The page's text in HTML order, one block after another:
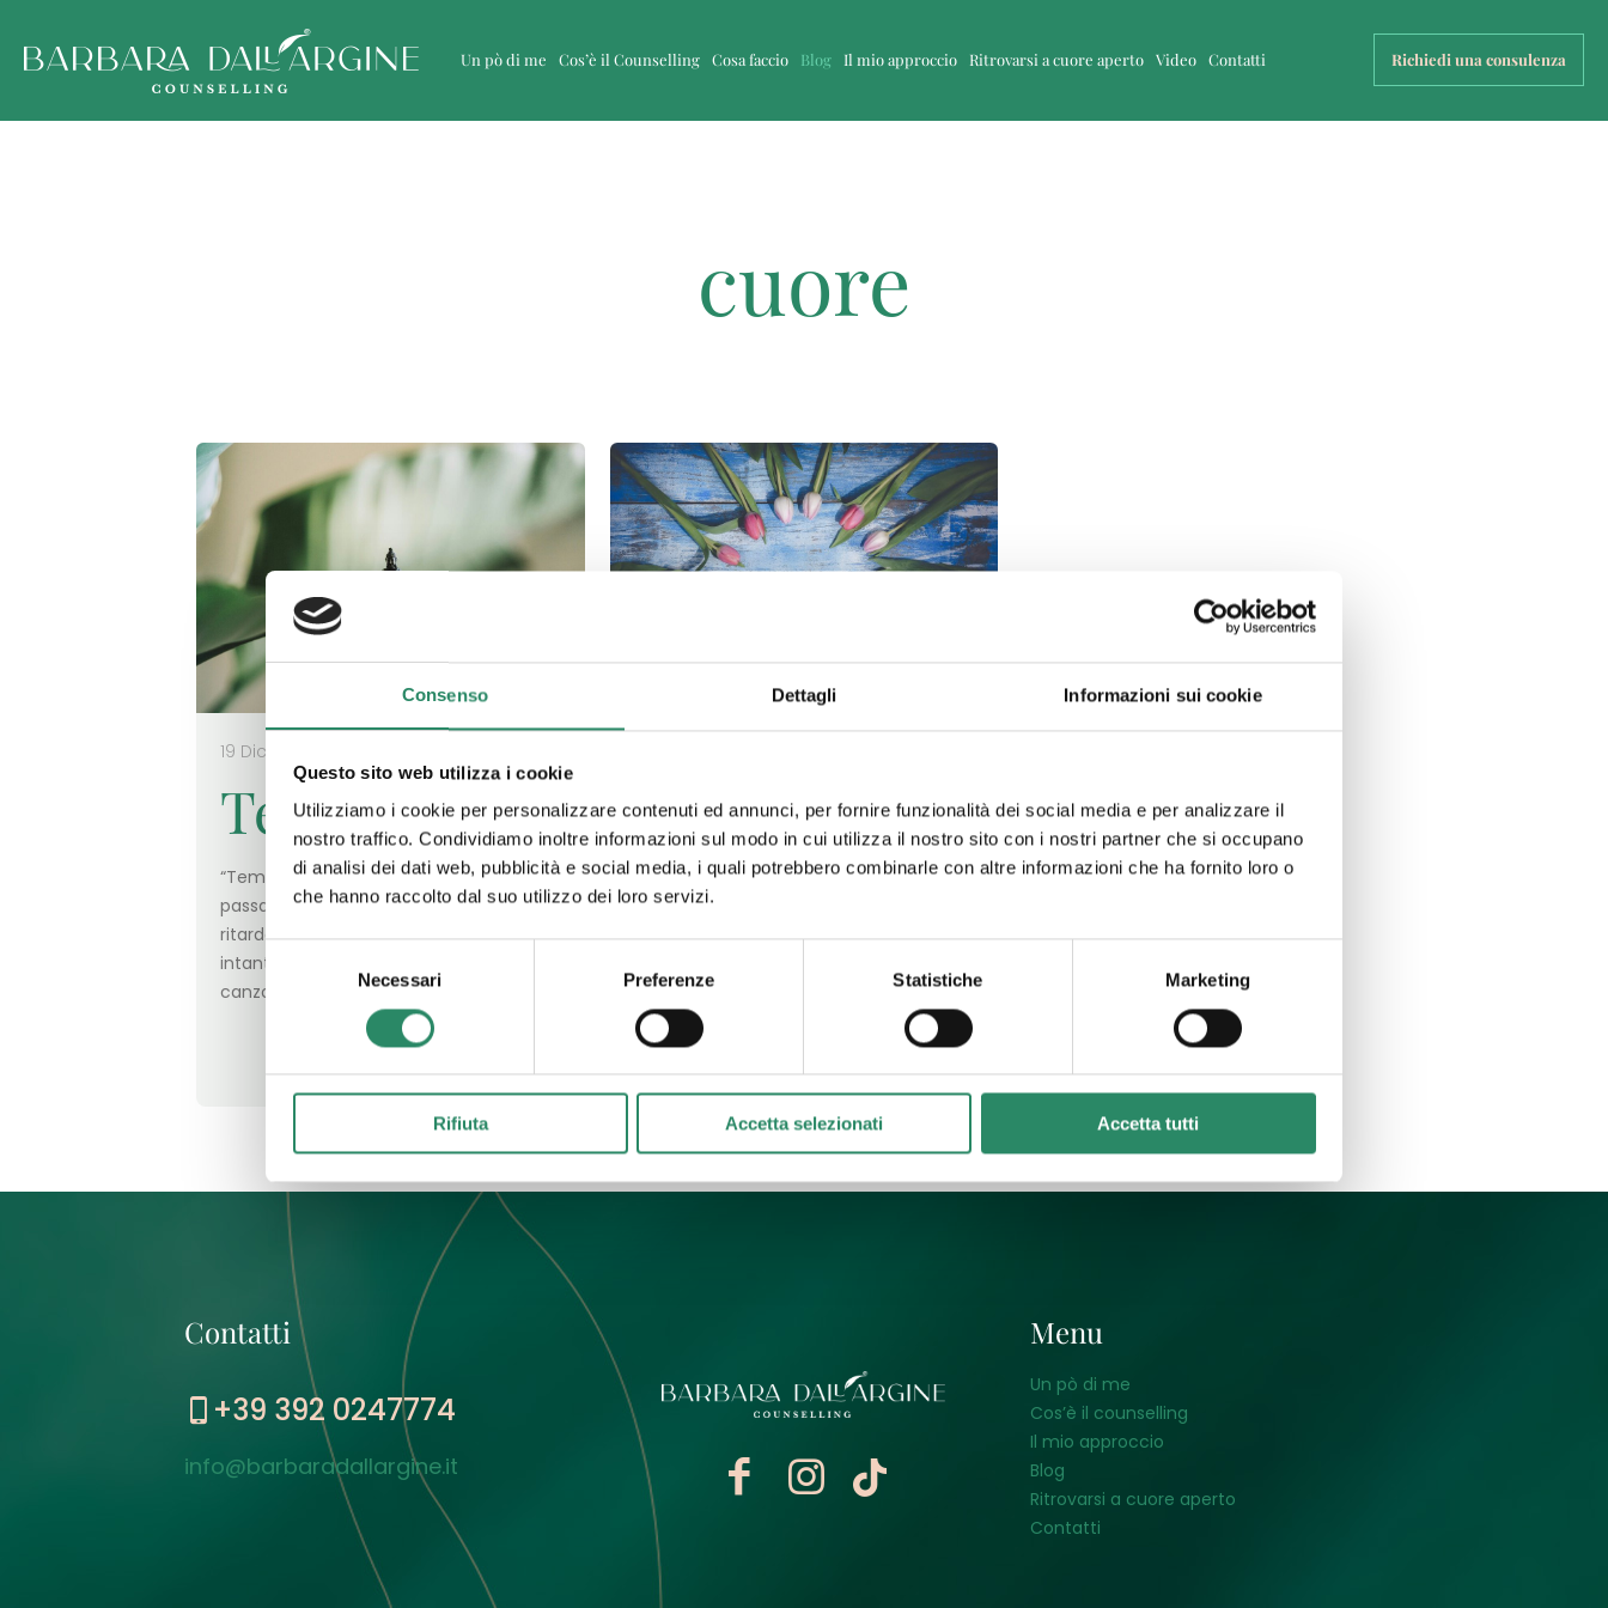
Consenso Dettagli Informazioni sui cookie
Questo sito web utilizza i cookie
Utilizziamo i cookie per personalizzare contenuti ed annunci, per fornire funzionalità dei social media e per analizzare il
nostro traffico. Condividiamo inoltre informazioni sul modo in cui utilizza il nostro sito con i nostri partner che si occupano
di analisi dei dati web, pubblicità e social media, i quali potrebbero combinarle con altre informazioni che ha fornito loro o
che hanno raccolto dal suo utilizzo dei loro servizi.
Necessari Preferenze Statistiche Marketing
Rifiuta Accetta selezionati Accetta tutti
Un pò di me Cos’è il Counselling Cosa faccio Blog Il mio approccio Ritrovarsi a cuore aperto Video Contatti Richiedi una consulenza
cuore
19 Dicembre 2024
Tempo
“Tempo, comunque vadano le cose lui
passa e se ne frega se qualcuno in
ritardo puoi chiamarlo bastardo ma
intanto già andato”, così iniziava la
canzone
I percorsi di
gruppo
“Un divagare di cuore” è un ciclo di 3
incontri di gruppo usufruibili on line, per
un totale di 6 ore e con
Leggi tutto
Contatti
+39 392 0247774
info@barbaradallargine.it
Menu
Un pò di me
Cos’è il counselling
Il mio approccio
Blog
Ritrovarsi a cuore aperto
Contatti